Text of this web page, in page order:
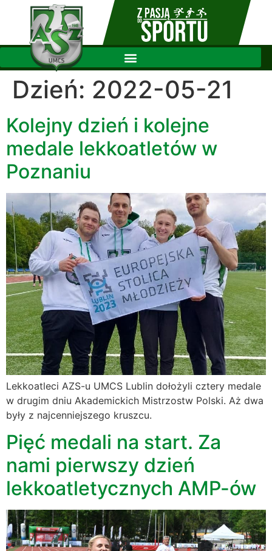
Dzień: 2022-05-21
Kolejny dzień i kolejne
medale lekkoatletów w
Poznaniu
Lekkoatleci AZS-u UMCS Lublin dołożyli cztery medale
w drugim dniu Akademickich Mistrzostw Polski. Aż dwa
były z najcenniejszego kruszcu.
Pięć medali na start. Za
nami pierwszy dzień
lekkoatletycznych AMP-ów